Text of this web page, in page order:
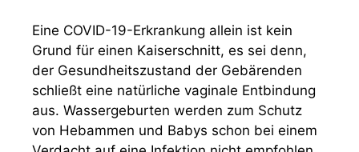
Eine COVID-19-Erkrankung allein ist kein
Grund für einen Kaiserschnitt, es sei denn,
der Gesundheitszustand der Gebärenden
schließt eine natürliche vaginale Entbindung
aus. Wassergeburten werden zum Schutz
von Hebammen und Babys schon bei einem